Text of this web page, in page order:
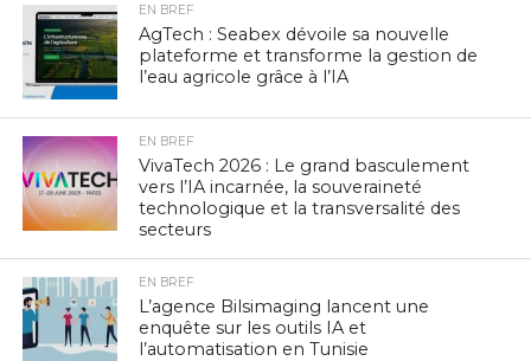
EN BREF
AgTech : Seabex dévoile sa nouvelle
plateforme et transforme la gestion de
l’eau agricole grâce à l’IA
EN BREF
VivaTech 2026 : Le grand basculement
vers l’IA incarnée, la souveraineté
technologique et la transversalité des
secteurs
EN BREF
L’agence Bilsimaging lancent une
enquête sur les outils IA et
l’automatisation en Tunisie